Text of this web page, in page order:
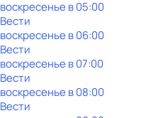
воскресенье в05:00
Вести
воскресенье в06:00
Вести
воскресенье в07:00
Вести
воскресенье в08:00
Вести